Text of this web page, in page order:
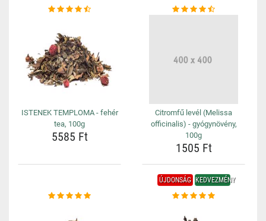
ISTENEK TEMPLOMA - fehér
tea, 100g
5585 Ft
Citromfű levél (Melissa
officinalis) - gyógynövény,
100g
1505 Ft
ÚJDONSÁG KEDVEZMÉNY